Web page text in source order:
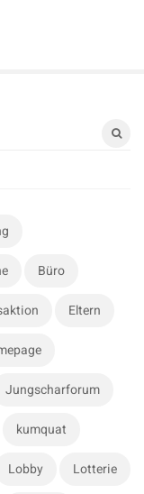
Büro
Eltern
Jungscharforum
kumquat
Lobby Lotterie